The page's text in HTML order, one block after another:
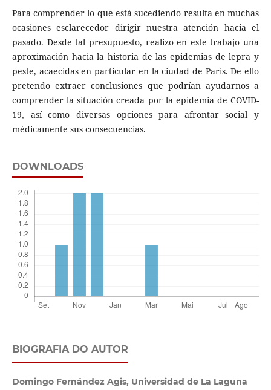
Para comprender lo que está sucediendo resulta en muchas
ocasiones esclarecedor dirigir nuestra atención hacia el
pasado. Desde tal presupuesto, realizo en este trabajo una
aproximación hacia la historia de las epidemias de lepra y
peste, acaecidas en particular en la ciudad de Paris. De ello
pretendo extraer conclusiones que podrían ayudarnos a
comprender la situación creada por la epidemia de COVID-
19, así como diversas opciones para afrontar social y
médicamente sus consecuencias.
DOWNLOADS
BIOGRAFIA DO AUTOR
Domingo Fernández Agis, Universidad de La Laguna